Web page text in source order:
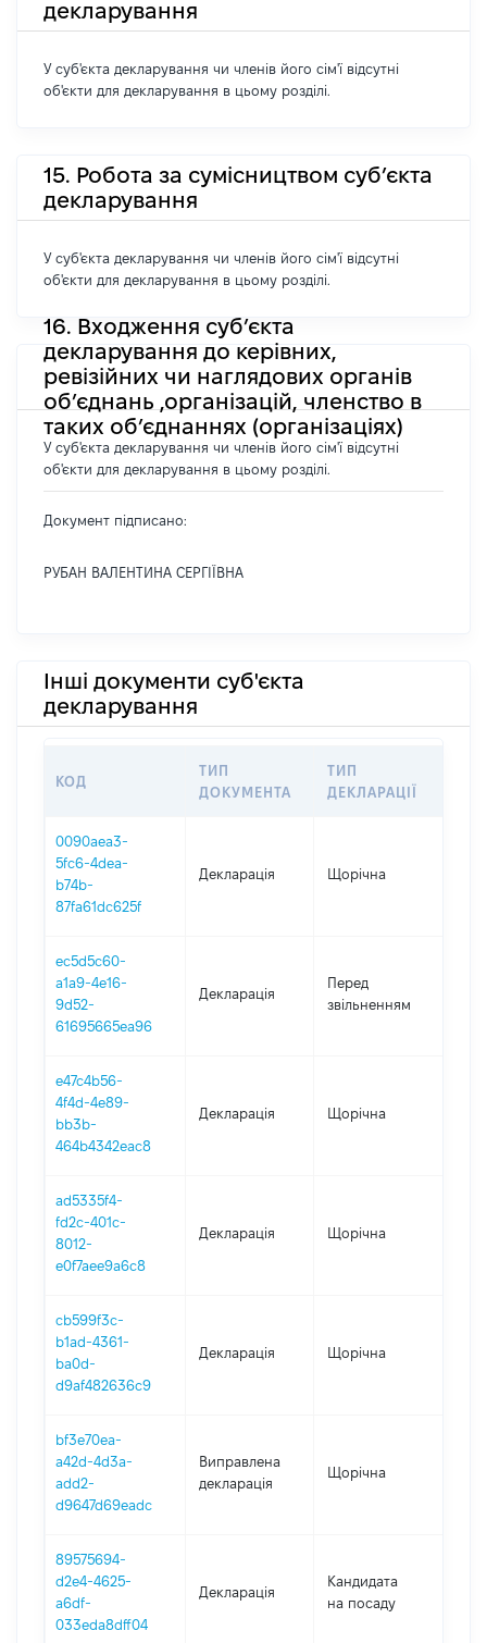
декларування
У суб'єкта декларування чи членів його сім'ї відсутні
об'єкти для декларування в цьому розділі.
15. Робота за сумісництвом суб’єкта
декларування
У суб'єкта декларування чи членів його сім'ї відсутні
об'єкти для декларування в цьому розділі.
16. Входження суб’єкта
декларування до керівних,
ревізійних чи наглядових органів
об’єднань ,організацій, членство в
таких об’єднаннях (організаціях)
У суб'єкта декларування чи членів його сім'ї відсутні
об'єкти для декларування в цьому розділі.
Документ підписано:
РУБАН ВАЛЕНТИНА СЕРГІЇВНА
Інші документи суб'єкта
декларування
КОД
ТИП
ДОКУМЕНТА
ТИП
ДЕКЛАРАЦІЇ
0090aea3-
5fc6-4dea-
b74b-
87fa61dc625f
Декларація Щорічна
ec5d5c60-
a1a9-4e16-
9d52-
61695665ea96
Декларація
Перед
звільненням
e47c4b56-
4f4d-4e89-
bb3b-
464b4342eac8
Декларація Щорічна
ad5335f4-
fd2c-401c-
8012-
e0f7aee9a6c8
Декларація Щорічна
cb599f3c-
b1ad-4361-
ba0d-
d9af482636c9
Декларація Щорічна
bf3e70ea-
a42d-4d3a-
add2-
d9647d69eadc
Виправлена
декларація
Щорічна
89575694-
d2e4-4625-
a6df-
033eda8dff04
Декларація
Кандидата
на посаду